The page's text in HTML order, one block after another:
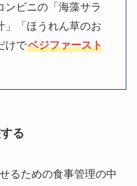
ンビニの「海藻サラ
」「ほうれん草のお
けでベジファースト
る
るための食事管理の中